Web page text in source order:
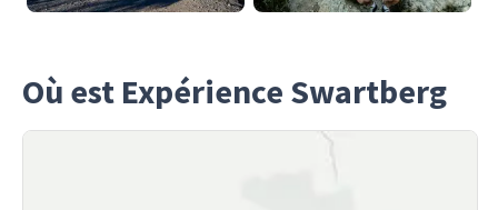
Où est Expérience Swartberg